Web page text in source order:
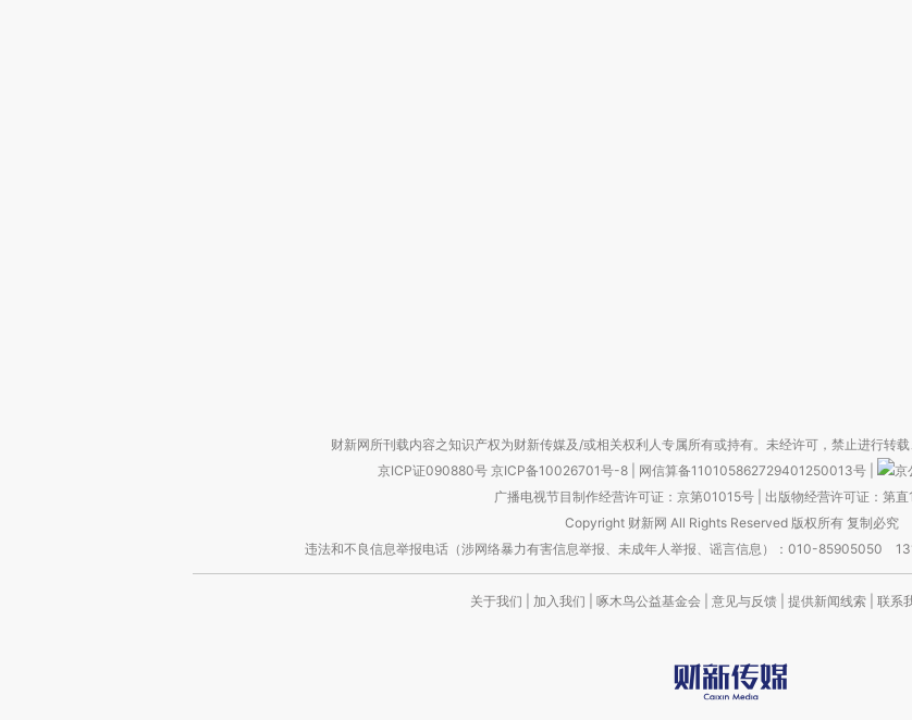
财新网所刊载内容之知识产权为财新传媒及/或相关权利人专属所有或持有。未经许可，禁止进行转载
京ICP证090880号 京ICP备10026701号-8 网信算备110105862729401250013号
京
广播电视节目制作经营许可证：京第01015号| 出版物经营许可证：第
Copyright 财新网 All Rights Reserved 版权所有 复制必究
违法和不良信息举报电话（涉网络暴力有害信息举报、未成年人举报、谣言信息）：010-85905050
关于我们 加入我们 啄木鸟公益基金会 意见与反馈 提供新闻线索 联系